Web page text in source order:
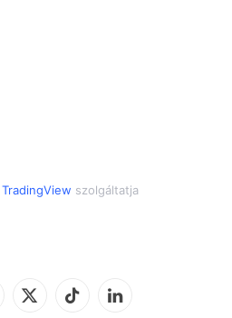
TradingView szolgáltatja
X
TikTok LinkedIn